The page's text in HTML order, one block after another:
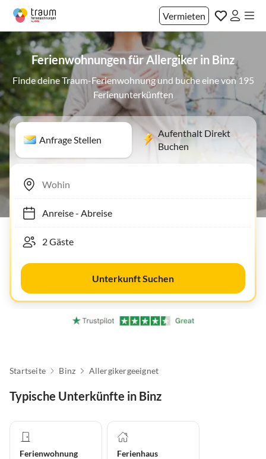
Vermieten
Ferienwohnungen für Allergiker in Binz
Finde deine Traum-Ferienwohnung und buche eine von 195
Ferienunterkünften
Anfrage Stellen
Aufenthalt Direkt
Buchen
Anreise- Abreise
Unterkunft Suchen
Startseite Binz Allergikergeeignet
Typische Unterkünfte in Binz
Ferienwohnung Ferienhaus